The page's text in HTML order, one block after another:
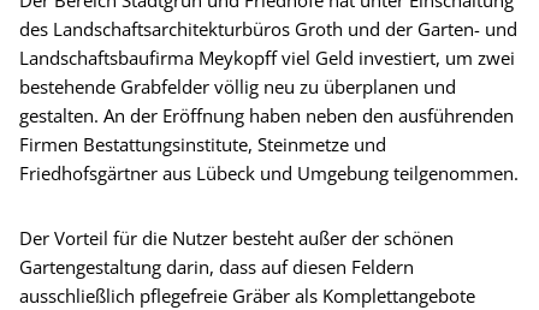
des Landschaftsarchitekturbüros Groth und der Garten- und
Landschaftsbaufirma Meykopff viel Geld investiert, um zwei
bestehende Grabfelder völlig neu zu überplanen und
gestalten. An der Eröffnung haben neben den ausführenden
Firmen Bestattungsinstitute, Steinmetze und
Friedhofsgärtner aus Lübeck und Umgebung teilgenommen.
Der Vorteil für die Nutzer besteht außer der schönen
Gartengestaltung darin, dass auf diesen Feldern
ausschließlich pflegefreie Gräber als Komplettangebote